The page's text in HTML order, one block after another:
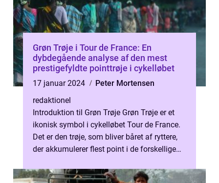
Grøn Trøje i Tour de France: En
dybdegående analyse af den mest
prestigefyldte pointtrøje i cykelløbet
17 januar 2024
Peter Mortensen
redaktionel
Introduktion til Grøn Trøje Grøn Trøje er et
ikonisk symbol i cykelløbet Tour de France.
Det er den trøje, som bliver båret af ryttere,
der akkumulerer flest point i de forskellige